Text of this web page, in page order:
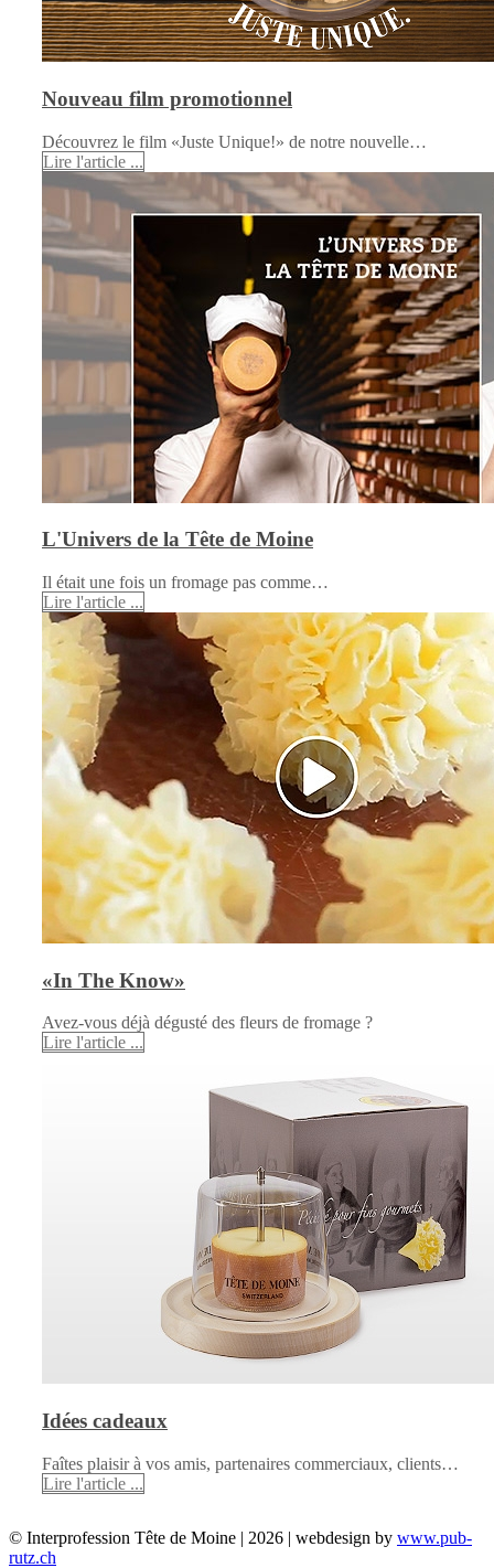
Nouveau film promotionnel
Découvrez le film «Juste Unique!» de notre nouvelle…
Lire l'article ...
L'Univers de la Tête de Moine
Il était une fois un fromage pas comme…
Lire l'article ...
«In The Know»
Avez-vous déjà dégusté des fleurs de fromage ?
Lire l'article ...
Idées cadeaux
Faîtes plaisir à vos amis, partenaires commerciaux, clients…
Lire l'article ...
© Interprofession Tête de Moine | 2026 | webdesign by www.pub-
rutz.ch